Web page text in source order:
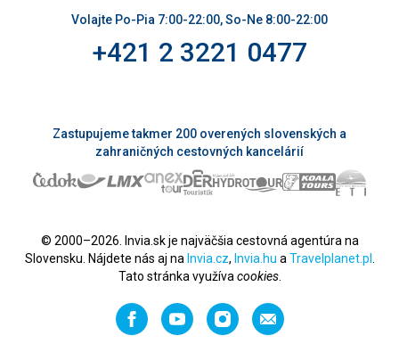
Volajte Po-Pia 7:00-22:00, So-Ne 8:00-22:00
+421 2 3221 0477
Zastupujeme takmer 200 overených slovenských a
zahraničných cestovných kancelárií
© 2000–2026. Invia.sk je najväčšia cestovná agentúra na
Slovensku. Nájdete nás aj na Invia.cz, Invia.hu a Travelplanet.pl
Tato stránka využíva cookies.
FacebookYouTubeInstagramOdporučiť